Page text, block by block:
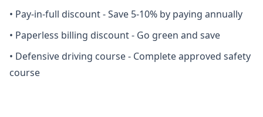
• Pay-in-full discount - Save 5-10% by paying annually
• Paperless billing discount - Go green and save
• Defensive driving course - Complete approved safety
course